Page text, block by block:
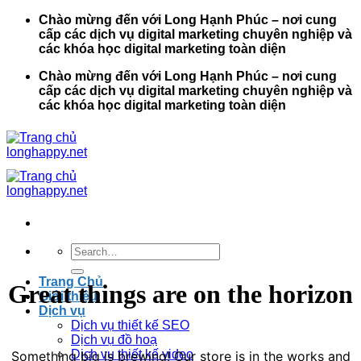
Chào mừng đến với Long Hạnh Phúc – nơi cung
cấp các dịch vụ digital marketing chuyên nghiệp và
các khóa học digital marketing toàn diện
Chào mừng đến với Long Hạnh Phúc – nơi cung
cấp các dịch vụ digital marketing chuyên nghiệp và
các khóa học digital marketing toàn diện
Search
for:
Trang Chủ
Giới thiệu
Dịch vụ
Dịch vụ thiết kế SEO
Dịch vụ đồ hoạ
Dịch vụ thiết kế video
Great things are on the horizon
Something big is brewing! Our store is in the works and